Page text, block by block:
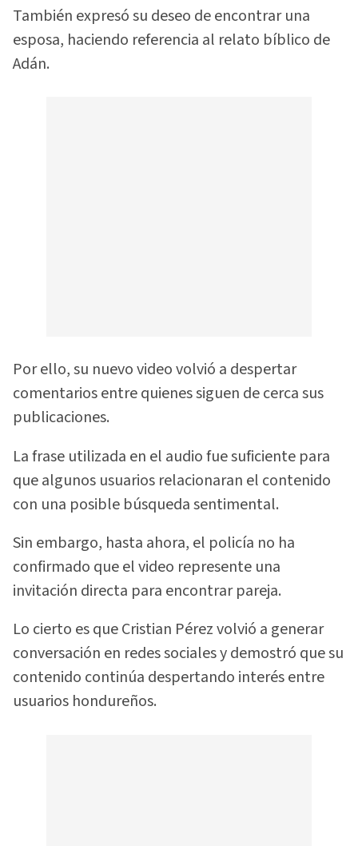
También expresó su deseo de encontrar una
esposa, haciendo referencia al relato bíblico de
Adán.
Por ello, su nuevo video volvió a despertar
comentarios entre quienes siguen de cerca sus
publicaciones.
La frase utilizada en el audio fue suficiente para
que algunos usuarios relacionaran el contenido
con una posible búsqueda sentimental.
Sin embargo, hasta ahora, el policía no ha
confirmado que el video represente una
invitación directa para encontrar pareja.
Lo cierto es que Cristian Pérez volvió a generar
conversación en redes sociales y demostró que su
contenido continúa despertando interés entre
usuarios hondureños.